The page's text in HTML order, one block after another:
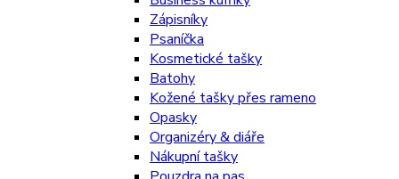
Zápisníky
Psaníčka
Kosmetické tašky
Batohy
Kožené tašky přes rameno
Opasky
Organizéry & diáře
Nákupní tašky